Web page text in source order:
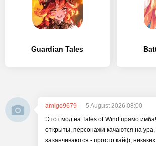
Guardian Tales
amigo9679
5 August 2026 08:00
Этот мод на Tales of Wind прямо
открыты, персонажи качаются на
заканчиваются - просто кайф, никаких